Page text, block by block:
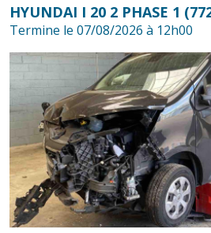
HYUNDAI I 20 2 PHASE 1
Termine le 07/08/2026 à 12h00